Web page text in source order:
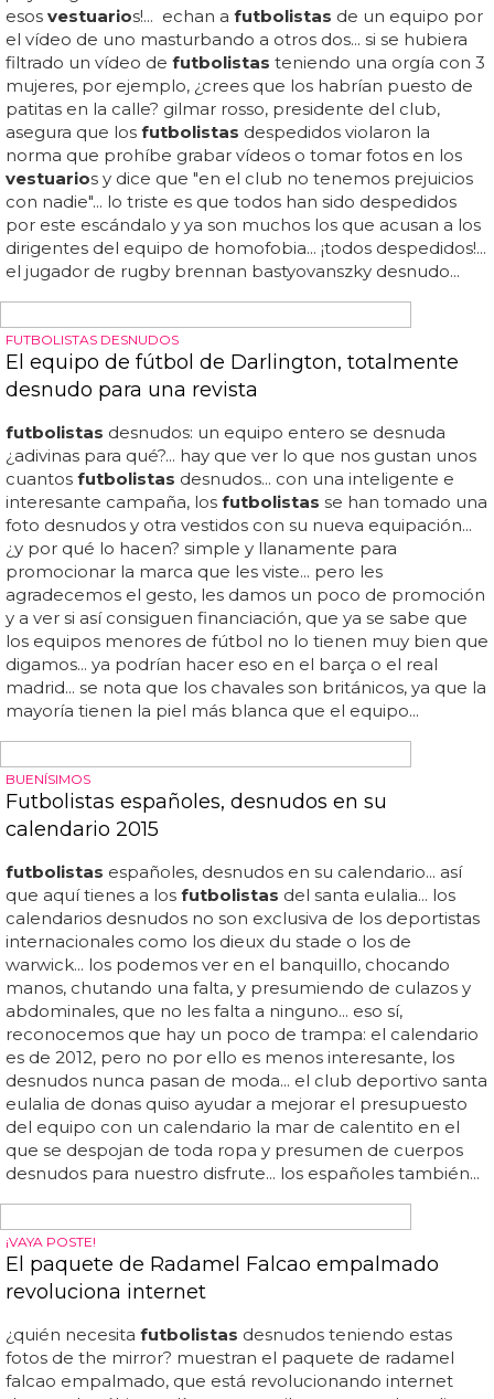
dosfutbolistasbrasileños y pertenecientes a una de las
mejores selecciones de fútbol de la historia... y es que,
ateniéndonos a los rumores despertados por algunos
diarios brasileños, losfutbolistasmaicon y elías tendrían
una relación homosexual e incluso habrían decidido
abandonar el equipo nacional de su país por lo mismo, el
primero de forma inmediata mientras que el segundo lo
haría una vez terminase la fase de clasificación actual
para la copa de américa... si bien este redactor no puede
dejar pasar el...
ORGÍA BISEXUAL Y RACISTA
La orgía gay de varios jugadores de fútbol en
Reino Unido
Ya estamos acostumbradísimos a ver pilladas de
futbolistas ... estos tresfutbolistasse han montado una
orgía juntos y les han pillado en vídeo... te dejamos con
por supuesto, el vídeo ya corre por internet y los
futbolistasno pueden estar más avergonzados, sobre
todo si tenemos en cuenta que james pearson es hijo del
pearson, tom hopper y adam smith, futbolistasdel
leicester city, que fueron tan inteligentes de tener una
orgía bisexual con diversas prostitutas y grabarlo en vídeo
con su caras bien visibles... el toque racista sólo hace que
redondear...
Echan a futbolistas de un equipo por el vídeo de
uno masturbando a otros dos